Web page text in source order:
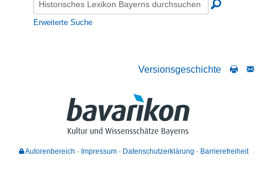
Erweiterte Suche
Versionsgeschichte
Autorenbereich Impressum Datenschutzerklärung Barrierefreiheit